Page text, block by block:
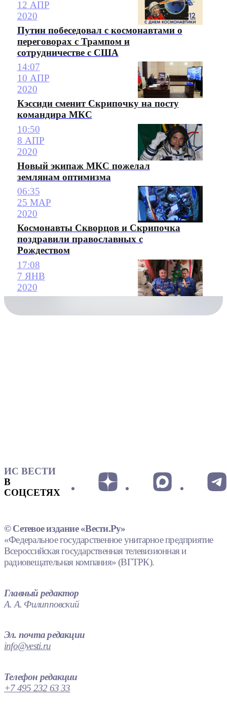
12 АПР
2020
Путин побеседовал с космонавтами о
переговорах с Трампом и
сотрудничестве с США
14:07
10 АПР
2020
Кэссиди сменит Скрипочку на посту
командира МКС
10:50
8 АПР
2020
Новый экипаж МКС пожелал
землянам оптимизма
06:35
25 МАР
2020
Космонавты Скворцов и Скрипочка
поздравили православных с
Рождеством
17:08
7 ЯНВ
2020
ИС ВЕСТИ
В
СОЦСЕТЯХ
© Сетевое издание «Вести.Ру»
«Федеральное государственное унитарное предприятие
Всероссийская государственная телевизионная и
радиовещательная компания» (ВГТРК).
Главный редактор
А. А. Филипповский
Эл. почта редакции
info@vesti.ru
Телефон редакции
+7 495 232 63 33